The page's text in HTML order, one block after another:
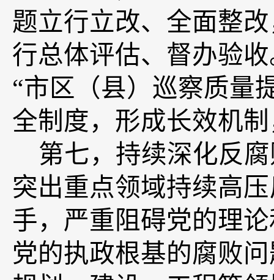
题立行立改、全面整
行总体评估、督办验
“市区（县）巡察质量
全制度，形成长效机
第七， 持续深化反
突出重点领域持续高
手，严重阻碍党的理
党的执政根基的腐败